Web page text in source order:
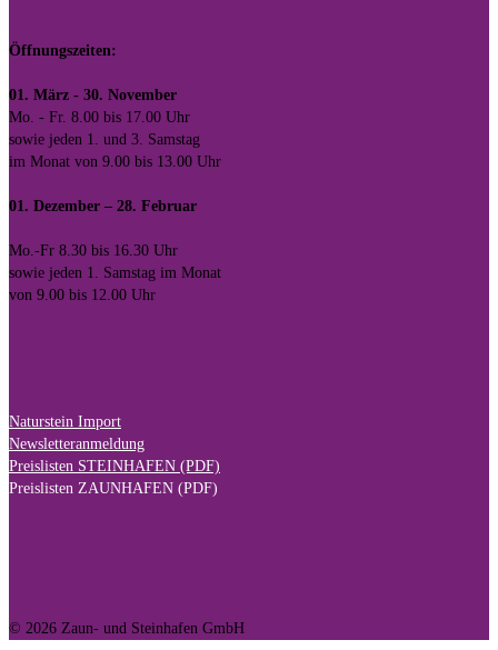
Öffnungszeiten:
01. März - 30. November
Mo. - Fr. 8.00 bis 17.00 Uhr
sowie jeden 1. und 3. Samstag
im Monat von 9.00 bis 13.00 Uhr
01. Dezember – 28. Februar
Mo.-Fr 8.30 bis 16.30 Uhr
sowie jeden 1. Samstag im Monat
von 9.00 bis 12.00 Uhr
Naturstein Import
Newsletteranmeldung
Preislisten STEINHAFEN (PDF)
Preislisten ZAUNHAFEN (PDF)
© 2026 Zaun- und Steinhafen GmbH